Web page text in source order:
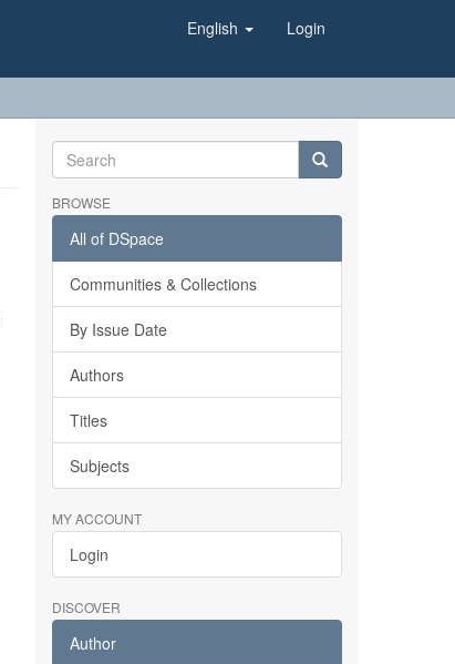
English Login
BROWSE
All of DSpace
Communities & Collections
By Issue Date
Authors
Titles
Subjects
MY ACCOUNT
Login
DISCOVER
Author